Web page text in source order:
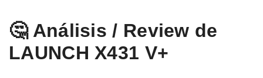
🤔 Análisis / Review de
LAUNCH X431 V+